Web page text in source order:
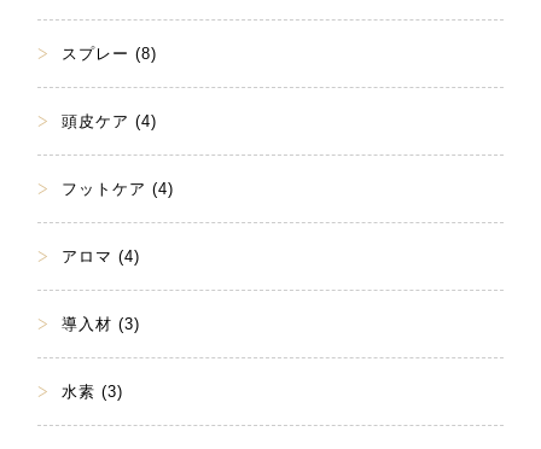
スプレー (8)
頭皮ケア (4)
フットケア (4)
アロマ (4)
導入材 (3)
水素 (3)